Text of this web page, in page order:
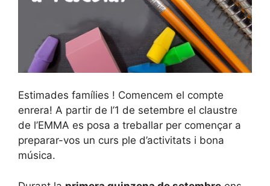
Estimades famílies ! Comencem el compte
enrera! A partir de l’1 de setembre el claustre
de l’EMMA es posa a treballar per començar a
preparar-vos un curs ple d’activitats i bona
música.